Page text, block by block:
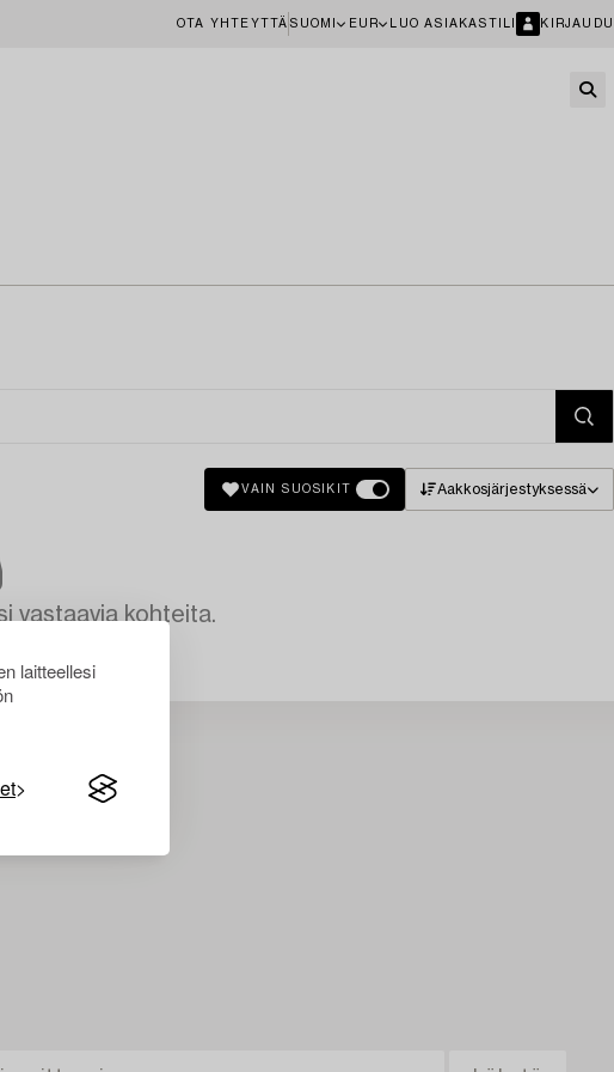
laitteellesi
OTA YHTEYTTÄ SUOMI EUR LUO ASIAKASTILI KIRJAUDU
VAIN SUOSIKIT Aakkosjärjestyksessä
vastaavia kohteita.